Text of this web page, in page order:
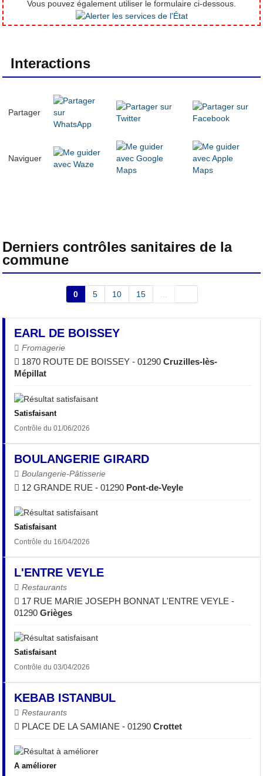
Vous pouvez également utiliser le formulaire ci-dessous.
Interactions
Partager
Naviguer
Derniers contrôles sanitaires de la
commune
0 5 10 15 ...
EARL DE BOISSEY
Fromagerie
1870 ROUTE DE BOISSEY - 01290Cruzilles-lès-
Mépillat
Satisfaisant
Contrôle du 01/06/2026
BOULANGERIE GIRARD
Boulangerie-Pâtisserie
12 GRANDE RUE - 01290 Pont-de-Veyle
Satisfaisant
Contrôle du 16/04/2026
L'ENTRE VEYLE
Restaurants
17 RUE MARIE JOSEPH BONNAT L'ENTRE VEYLE -
01290Grièges
Satisfaisant
Contrôle du 03/04/2026
KEBAB ISTANBUL
Restaurants
PLACE DE LA SAMIANE - 01290Crottet
A améliorer